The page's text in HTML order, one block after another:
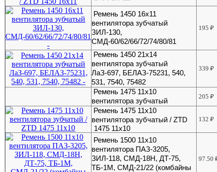
Ремень 1450 16x11
вентилятора зубчатый
ЗИЛ-130,
СМД-60/62/66/72/74/80/81
195₽
Ремень 1450 21x14
вентилятора зубчатый
ЛаЗ-697, БЕЛАЗ-75231, 540,
531, 7540, 75482
339₽
Ремень 1475 11x10
вентилятора зубчатый
205₽
Ремень 1475 11x10
вентилятора зубчатый / ZTD
1475 11х10
132₽
Ремень 1500 11х10
вентилятора ПАЗ-3205,
ЗИЛ-118, СМД-18Н, ДТ-75,
ТБ-1М, СМД-21/22 (комбайны
97.50